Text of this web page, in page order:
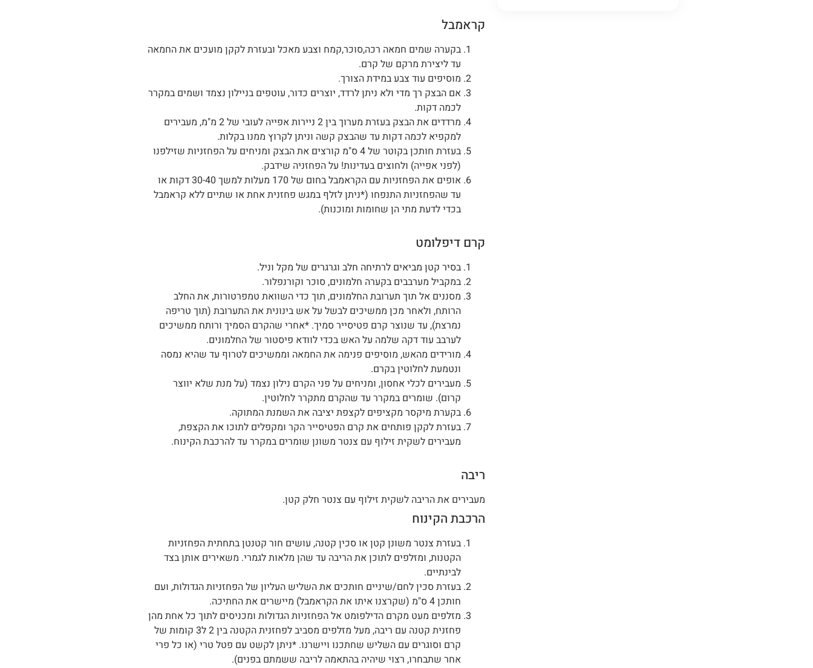
קראמבל
בקערה שמים חמאה רכה,סוכר,קמח וצבע מאכל ובעזרת לקקן מועכים את החמאה
עד ליצירת מרקם של קרם.
מוסיפים עוד צבע במידת הצורך.
אם הבצק רך מדי ולא ניתן לרדד, יוצרים כדור, עוטפים בניילון נצמד ושמים במקרר
לכמה דקות.
מרדדים את הבצק בעזרת מערוך בין 2 ניירות אפייה לעובי של 2 מ"מ, מעבירים
למקפיא לכמה דקות עד שהבצק קשה וניתן לקרוץ ממנו בקלות.
בעזרת חותכן בקוטר של 4 ס"מ קורצים את הבצק ומניחים על הפחזניות שזילפנו
(לפני אפייה) ולחוצים בעדינות! על הפחזניה שידבק.
אופים את הפחזניות עם הקראמבל בחום של 170 מעלות למשך 30-40 דקות או
עד שהפחזניות התנפחו (*ניתן לזלף במגש פחזנית אחת או שתיים ללא קראמבל
בכדי לדעת מתי הן שחומות ומוכנות).
קרם דיפלומט
בסיר קטן מביאים לרתיחה חלב וגרגרים של מקל וניל.
במקביל מערבבים בקערה חלמונים, סוכר וקורנפלור.
מסננים אל תוך תערובת החלמונים, תוך כדי השוואת טמפרטורות, את החלב
הרותח, ולאחר מכן ממשיכים לבשל על אש בינונית את התערובת (תוך טריפה
נמרצת), עד שנוצר קרם פטיסייר סמיך. *אחרי שהקרם הסמיך ורותח ממשיכים
לערבב עוד דקה שלמה על האש בכדי לוודא פיסטור של החלמונים.
מורידים מהאש, מוסיפים פנימה את החמאה וממשיכים לטרוף עד שהיא נמסה
ונטמעת לחלוטין בקרם.
מעבירים לכלי אחסון, ומניחים על פני הקרם נילון נצמד (על מנת שלא יווצר
קרום). שומרים במקרר עד שהקרם מתקרר לחלוטין.
בקערת מיקסר מקציפים לקצפת יציבה את השמנת המתוקה.
בעזרת לקקן פותחים את קרם הפטיסייר הקר ומקפלים לתוכו את הקצפת,
מעבירים לשקית זילוף עם צנטר משונן שומרים במקרר עד להרכבת הקינוח.
ריבה
מעבירים את הריבה לשקית זילוף עם צנטר חלק קטן.
הרכבת הקינוח
בעזרת צנטר משונן קטן או סכין קטנה, עושים חור קטנטן בתחתית הפחזניות
הקטנות, ומזלפים לתוכן את הריבה עד שהן מלאות לגמרי. משאירים אותן בצד
לבינתיים.
בעזרת סכין לחם/שיניים חותכים את השליש העליון של הפחזניות הגדולות, ועם
חותכן 4 ס"מ (שקרצנו איתו את הקראמבל) מיישרים את החתיכה.
מזלפים מעט מקרם הדילפומט אל הפחזניות הגדולות ומכניסים לתוך כל אחת מהן
פחזנית קטנה עם ריבה, מעל מזלפים מסביב לפחזנית הקטנה בין 2 ל3 קומות של
קרם וסוגרים עם השליש שחתכנו ויישרנו. *ניתן לקשט עם פטל טרי (או כל פרי
אחר שתבחרו, רצוי שיהיה בהתאמה לריבה ששמתם בפנים).